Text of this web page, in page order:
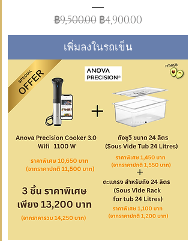
ราคาปกติ
฿9,500.00 ราคาขายลด
฿4,900.00
เพิ่มลงในรถเข็น